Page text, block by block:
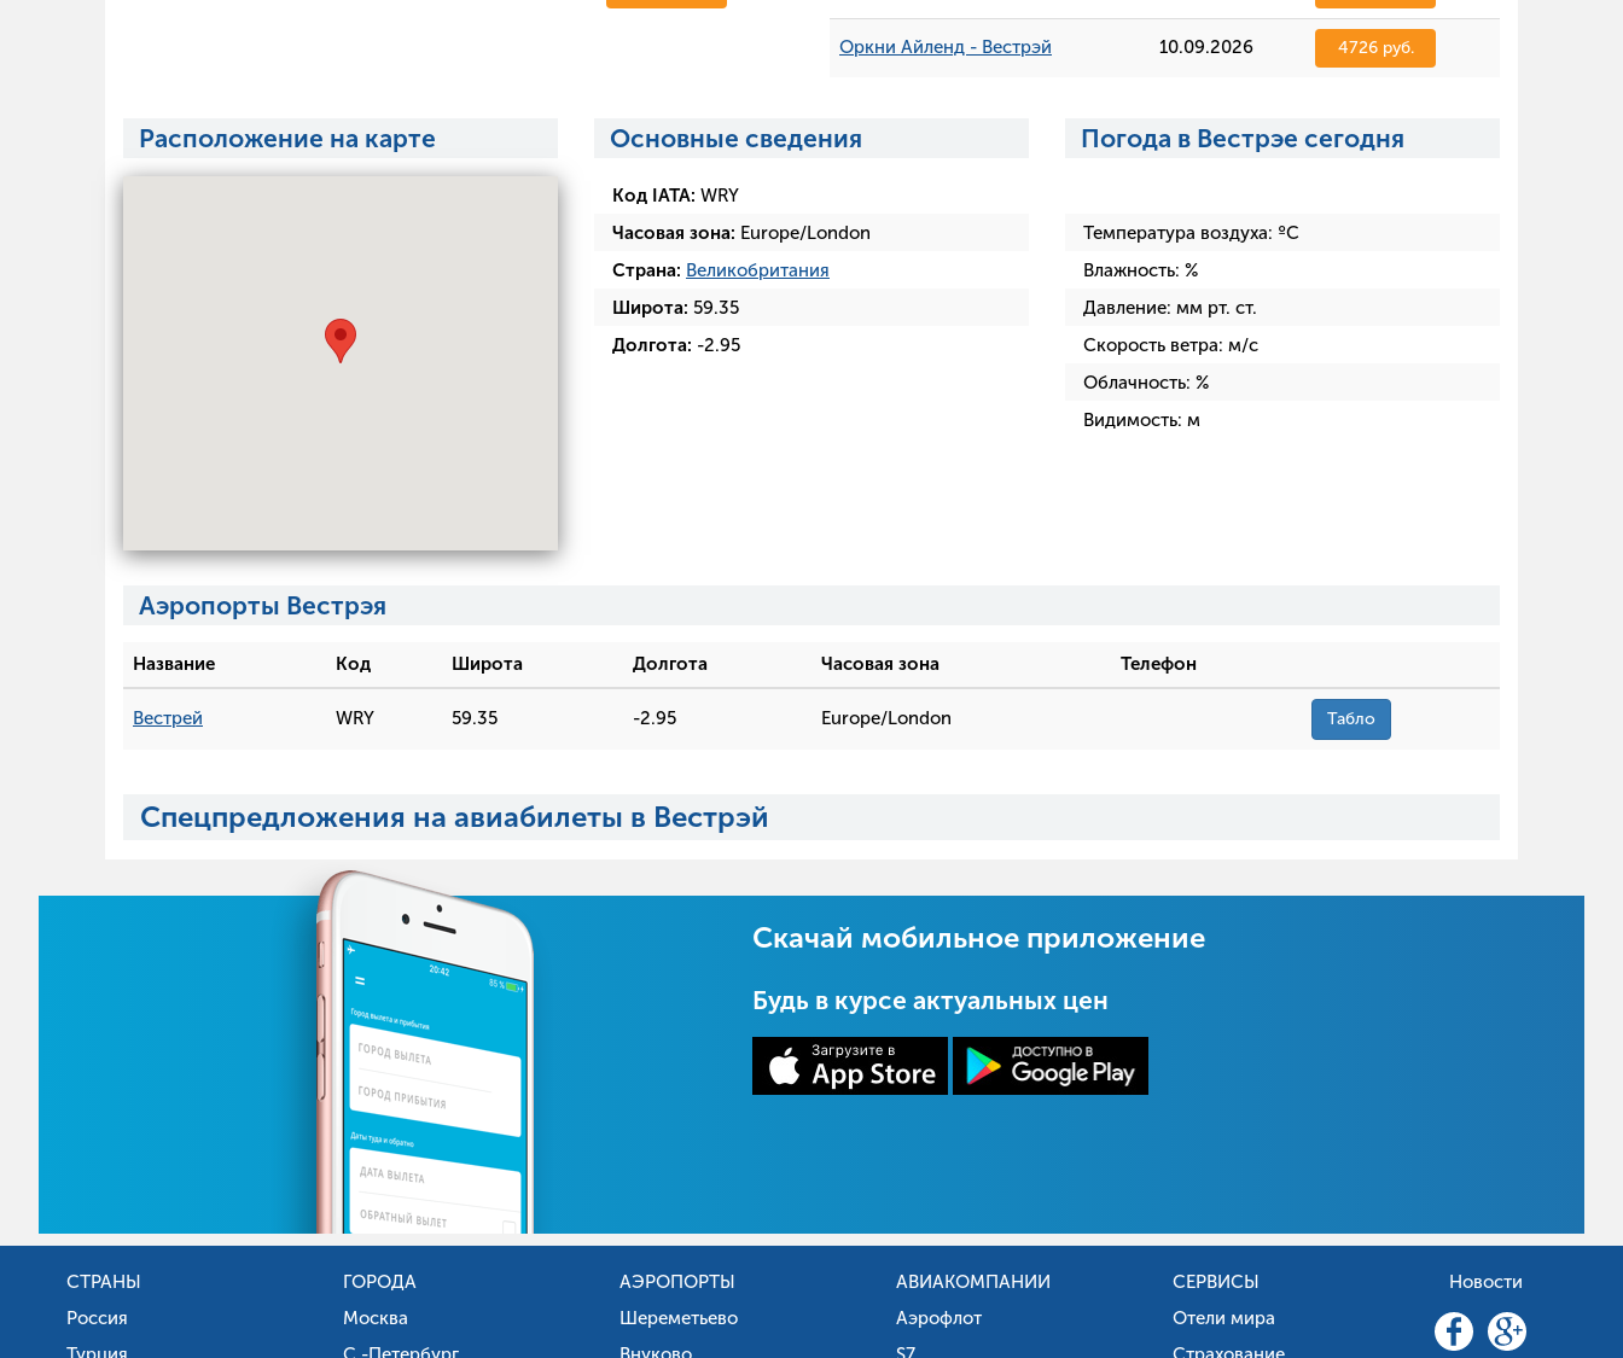
Оркни Айленд - Вестрэй 10.09.2026 4726 руб.
Расположение на карте Основные сведения
Код IATA: WRY
Часовая зона: Europe/London
Страна: Великобритания
Широта: 59.35
Долгота: -2.95
Погода в Вестрэе сегодня
Температура воздуха: ºC
Влажность: %
Давление: мм рт. ст.
Скорость ветра: м/с
Облачность: %
Видимость: м
Аэропорты Вестрэя
Название Код Широта Долгота Часовая зона Телефон
Вестрей WRY 59.35 -2.95 Europe/London Табло
Спецпредложения на авиабилеты в Вестрэй
Скачай мобильное приложение
Будь в курсе актуальных цен
СТРАНЫ
Россия
ГОРОДА
Москва
АЭРОПОРТЫ
Шереметьево
АВИАКОМПАНИИ
Аэрофлот
СЕРВИСЫ
Отели мира
Новости